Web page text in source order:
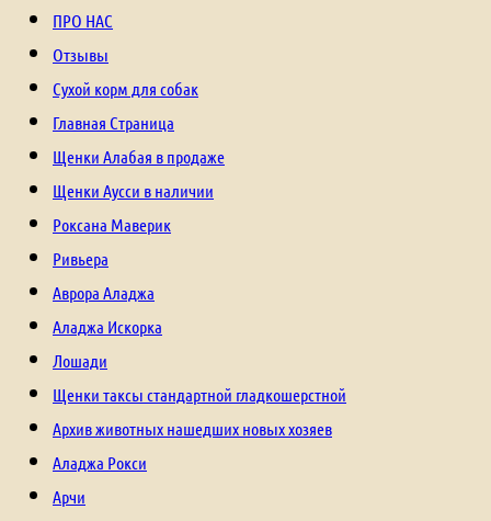
ПРО НАС
Отзывы
Сухой корм для собак
Главная Страница
Щенки Алабая в продаже
Щенки Аусси в наличии
Роксана Маверик
Ривьера
Аврора Аладжа
Аладжа Искорка
Лошади
Щенки таксы стандартной гладкошерстной
Архив животных нашедших новых хозяев
Аладжа Рокси
Арчи